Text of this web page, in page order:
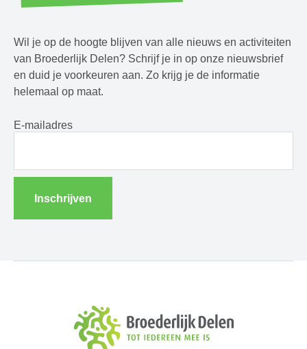
Wil je op de hoogte blijven van alle nieuws en activiteiten
van Broederlijk Delen? Schrijf je in op onze nieuwsbrief
en duid je voorkeuren aan. Zo krijg je de informatie
helemaal op maat.
E-mailadres
Inschrijven